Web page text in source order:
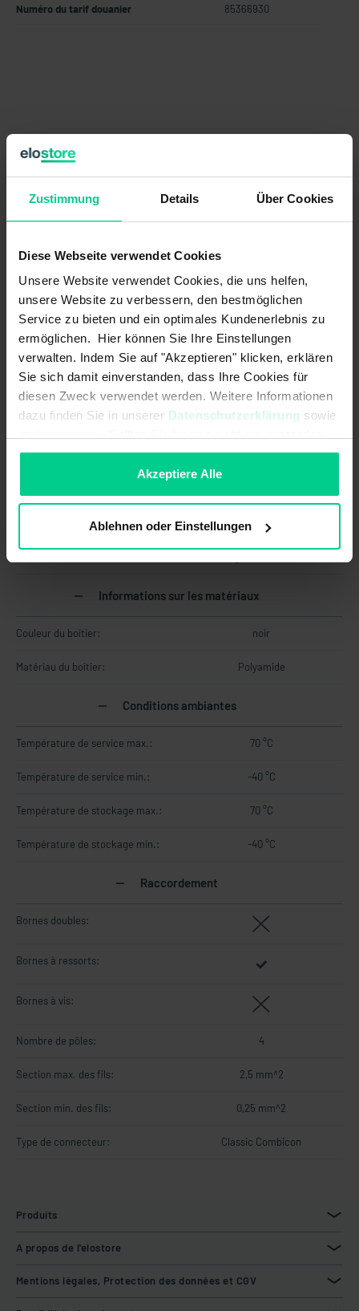
Zustimmung Details Über Cookies
Diese Webseite verwendet Cookies
Unsere Website verwendet Cookies, die uns helfen,
unsere Website zu verbessern, den bestmöglichen
Service zu bieten und ein optimales Kundenerlebnis zu
ermöglichen. Hier können Sie Ihre Einstellungen
verwalten. Indem Sie auf "Akzeptieren" klicken, erklären
Sie sich damit einverstanden, dass Ihre Cookies für
diesen Zweck verwendet werden. Weitere Informationen
dazu finden Sie in unserer Datenschutzerklärung sowie
sein, können Sie die Verwendung von Cookies hier
Akzeptiere Alle
Ablehnen oder Einstellungen
Numéro du tarif douanier 85366930
Données techniques
Caractéristiques électriques
Courant de commutation max. par
contact:
12 A
Résistance à la tension de choc
assignée (Uimp):
4000 V
Résolution: 5mm
Caractéristiques mécaniques
Informations sur les matériaux
Couleur du boîtier: noir
Matériau du boîtier: Polyamide
Conditions ambiantes
Température de service max.: 70 °C
Température de service min.: -40 °C
Température de stockage max.: 70 °C
Température de stockage min.: -40 °C
Raccordement
Bornes doubles:
Bornes à ressorts:
Bornes à vis:
Nombre de pôles: 4
Section max. des fils: 2,5 mm^2
Section min. des fils: 0,25 mm^2
Type de connecteur: Classic Combicon
Produits
A propos de l'elostore
Mentions légales, Protection des données et CGV